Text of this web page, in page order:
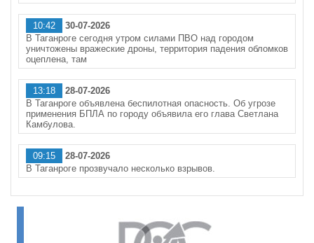
10:42
30-07-2026
В Таганроге сегодня утром силами ПВО над городом
уничтожены вражеские дроны, территория падения обломков
оцеплена, там
13:18
28-07-2026
В Таганроге объявлена беспилотная опасность. Об угрозе
применения БПЛА по городу объявила его глава Светлана
Камбулова.
09:15
28-07-2026
В Таганроге прозвучало несколько взрывов.